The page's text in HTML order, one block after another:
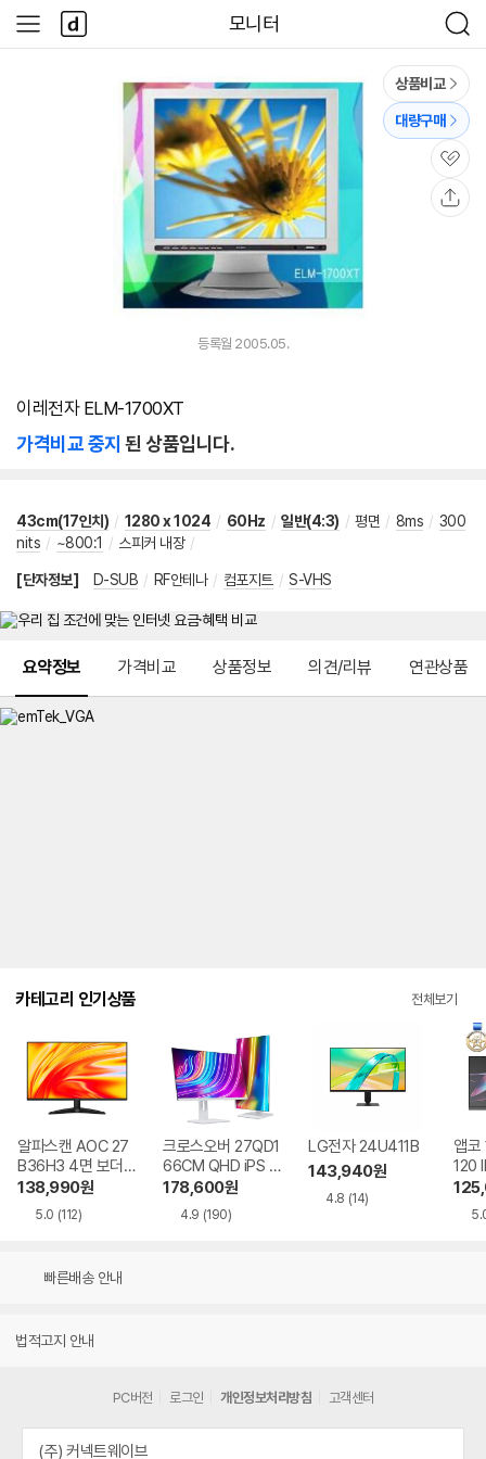
모니터
검
색
사
이
다
나
와
상품비교
대량구매
관
심
등록월 2005.05.
이레전자 ELM-1700XT
가격비교 중지 된 상품입니다.
43cm(17인치) / 1280 x 1024 / 60Hz / 일반(4:3) / 평면 / 8ms / 300
nits / ~800:1 / 스피커 내장 /
[단자정보] D-SUB / RF안테나 / 컴포지트 / S-VHS
요약정보 가격비교 상품정보 의견/리뷰 연관상품
카테고리 인기상품 전체보기
알파스캔 AOC 27
B36H3 4면 보더리
스 IPS 120 시력보
호 무결점
138,990원
5.0 (112)
크로스오버 27QD1
66CM QHD iPS U
SB-C 화이트 Ai 멀
티스탠드
178,600원
4.9 (190)
LG전자 24U411B
143,940원
4.8 (14)
앱코
120
빠른배송 안내
법적고지 안내
PC버전 로그인 개인정보처리방침 고객센터
(주) 커넥트웨이브